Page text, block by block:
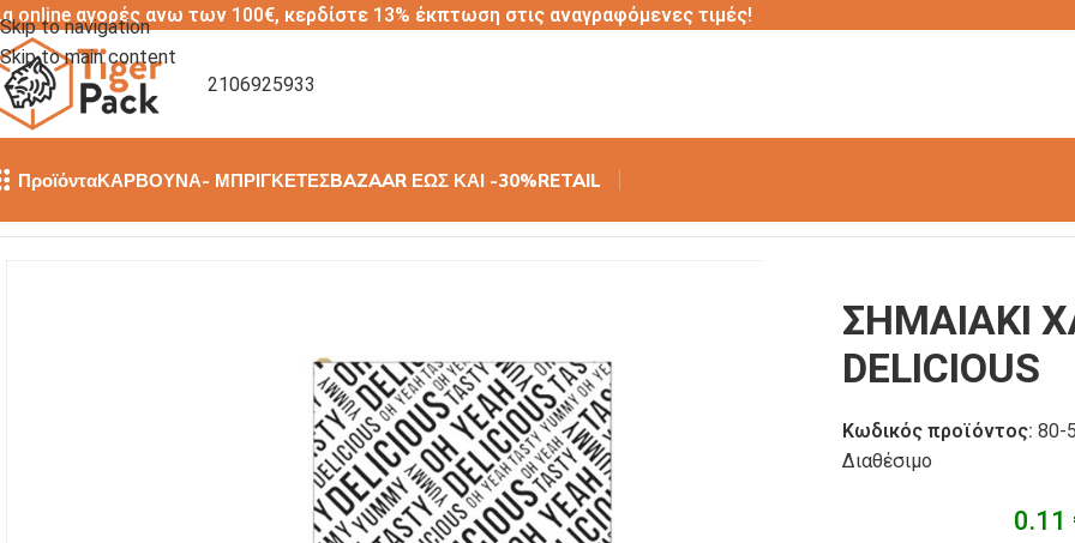
Skip to navigation
Skip to main content
online αγορές ανω των 100€, κερδίστε 13% έκπτωση στις αναγραφόμενες τιμές!
2106925933
ΠροϊόνταΚΑΡΒΟΥΝΑ- ΜΠΡΙΓΚΕΤΕΣBAZAAR ΕΩΣ ΚΑΙ -30%RETAIL
ΣΗΜΑΙΑΚΙ
DELICIOUS
Κωδικός προϊόντος: 80-
Διαθέσιμο
0.11